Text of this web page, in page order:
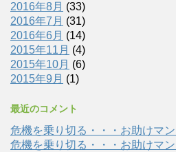
2016年8月 (33)
2016年7月 (31)
2016年6月 (14)
2015年11月 (4)
2015年10月 (6)
2015年9月 (1)
最近のコメント
危機を乗り切る・・・お助けマ
危機を乗り切る・・・お助けマ